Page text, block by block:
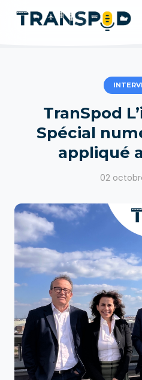
TranSpod
Spécial
appliqué
02